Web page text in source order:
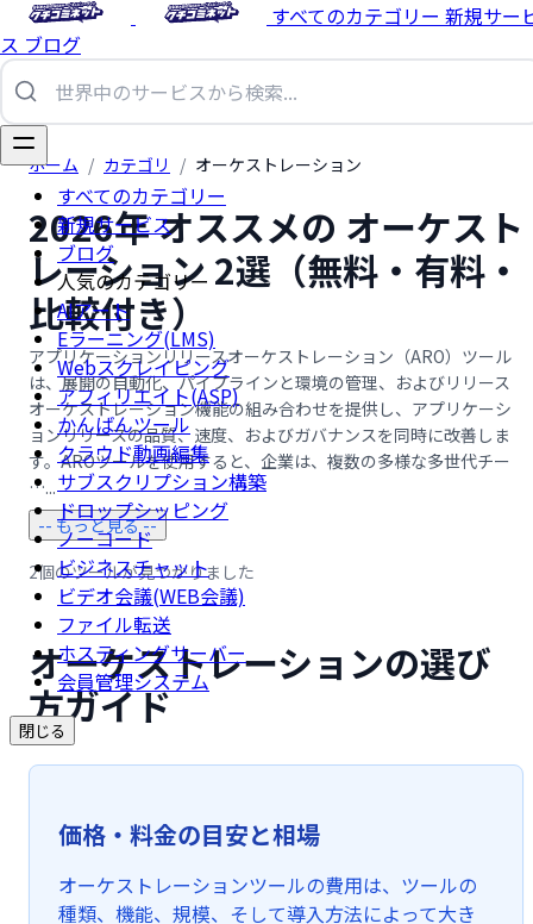
すべてのカテゴリー 新規サー
ス ブログ
すべてのカテゴリー
新規サービス
ブログ
人気のカテゴリー
AIアート
Eラーニング(LMS)
Webスクレイピング
アフィリエイト(ASP)
かんばんツール
クラウド動画編集
サブスクリプション構築
ドロップシッピング
ノーコード
ビジネスチャット
ビデオ会議(WEB会議)
ファイル転送
ホスティングサーバー
会員管理システム
閉じる
ホーム / カテゴリ / オーケストレーション
2026年 オススメの オーケスト
レーション 2選（無料・有料・
比較付き）
アプリケーションリリースオーケストレーション（ARO）ツール
は、展開の自動化、パイプラインと環境の管理、およびリリース
オーケストレーション機能の組み合わせを提供し、アプリケーシ
ョンリリースの品質、速度、およびガバナンスを同時に改善しま
す。AROツールを使用すると、企業は、複数の多様な多世代チー
…...
-- もっと見る --
2個のツールが見つかりました
オーケストレーションの選び
方ガイド
価格・料金の目安と相場
オーケストレーションツールの費用は、ツールの
種類、機能、規模、そして導入方法によって大き